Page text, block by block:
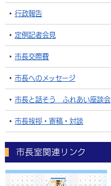
行政報告
定例記者会見
市長交際費
市長へのメッセージ
市長と話そう ふれあい座談会
市長挨拶・寄稿・対談
市長室関連リンク